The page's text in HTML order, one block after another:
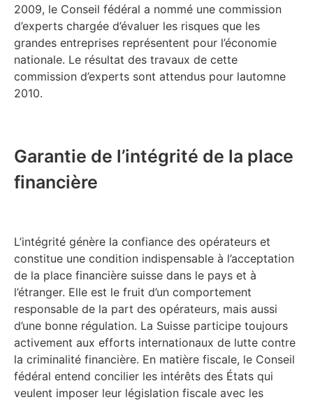
2009, le Conseil fédéral a nommé une commission
d’experts chargée d’évaluer les risques que les
grandes entreprises représentent pour l’économie
nationale. Le résultat des travaux de cette
commission d’experts sont attendus pour lautomne
2010.
Garantie de l’intégrité de la place
financière
L’intégrité génère la confiance des opérateurs et
constitue une condition indispensable à l’acceptation
de la place financière suisse dans le pays et à
l’étranger. Elle est le fruit d’un comportement
responsable de la part des opérateurs, mais aussi
d’une bonne régulation. La Suisse participe toujours
activement aux efforts internationaux de lutte contre
la criminalité financière. En matière fiscale, le Conseil
fédéral entend concilier les intérêts des États qui
veulent imposer leur législation fiscale avec les